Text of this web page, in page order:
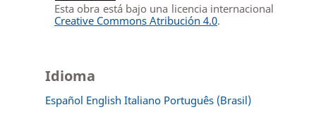
Esta obra está bajo una licencia internacional
Creative Commons Atribución 4.0.
Idioma
Español English Italiano Português (Brasil)